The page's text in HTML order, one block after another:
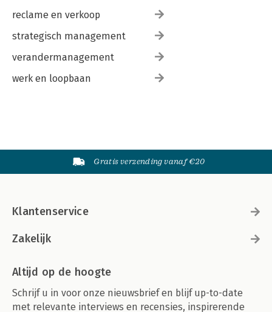
reclame en verkoop
strategisch management
verandermanagement
werk en loopbaan
Gratis verzending vanaf €20
Klantenservice
Zakelijk
Altijd op de hoogte
Schrijf u in voor onze nieuwsbrief en blijf up-to-date
met relevante interviews en recensies, inspirerende